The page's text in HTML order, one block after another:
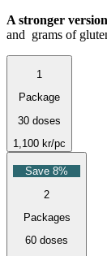
A stronger
and grams of
1
Package
30 doses
1,100 kr/pc
Save 8%
2
Packages
60 doses